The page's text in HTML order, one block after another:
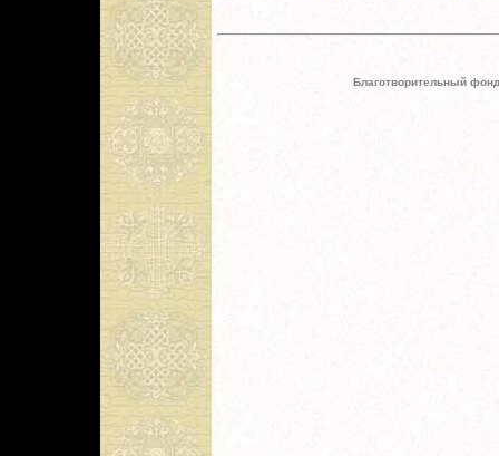
Благотворительный